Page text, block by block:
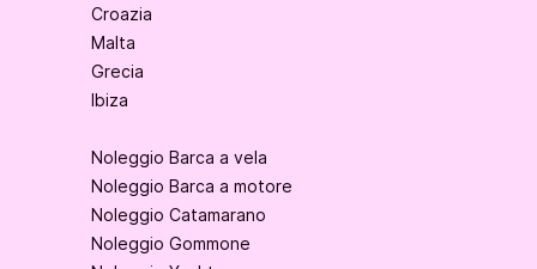
Croazia
Malta
Grecia
Ibiza
Noleggio Barca a vela
Noleggio Barca a motore
Noleggio Catamarano
Noleggio Gommone